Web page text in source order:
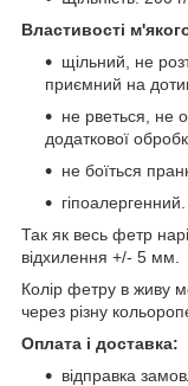
Властивості
щільний, не
приємний на
не рветься, не
додаткової
не боїться
гіпоалергенний.
Так як весь фетр
відхилення +/- 5 мм.
Колір фетру в живу
через різну
Оплата і доставка:
відправка